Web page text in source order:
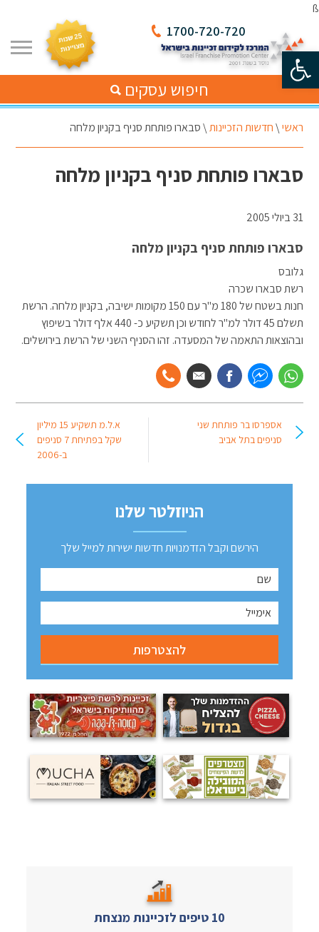
פתח סרגל נגישות
ß
1700-720-720
חיפוש עסקים
ראשי\חדשות הזכיינות\סבארו פותחת סניף בקניון מלחה
סבארו פותחת סניף בקניון מלחה
31 ביולי 2005
סבארו פותחת סניף בקניון מלחה
גלובס
רשת סבארו שכרה
חנות בשטח של 180 מ"ר עם 150 מקומות ישיבה, בקניון מלחה. הרשת
תשלם 45 דולר למ"ר לחודש וכן תשקיע כ- 440 אלף דולר בשיפוץ
ובהוצאות התאמה של המסעדה. זהו הסניף השני של הרשת בירושלים.
אספרסו בר פותחת שני
סניפים בתל אביב
א.ל.מ תשקיע 15 מיליון
שקל בפתיחת 7 סניפים
ב-2006
הניוזלטר שלנו
הירשם וקבל הזדמנויות חדשות ישירות למייל שלך
10 טיפים לזכיינות מנצחת